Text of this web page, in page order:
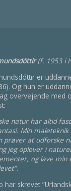
(f. 1953 i
er
Og hun er
overvejende med
natur har altid
Min
prøver at udforske
jeg oplever i
og lave min
har skrevet